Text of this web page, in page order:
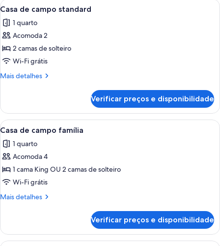
quartos
Carrega
todas
as
fotos
de
Casa
de
Uma construção com telhado de
4
Casa de campo standard
1 quarto
Acomoda 2
2 camas de solteiro
Wi-Fi grátis
Mais detalhes
Mais
de
campo
standard
Verificar preços e disponibilidade
Carrega
todas
as
fotos
de
Casa
de
Um edifício de pedra com telhado de
6
Casa de campo família
1 quarto
Acomoda 4
1 cama King OU 2 camas de solteiro
Wi-Fi grátis
Mais detalhes
Mais
de
campo
Verificar preços e disponibilidade
Um edifício de pedra com telhado de